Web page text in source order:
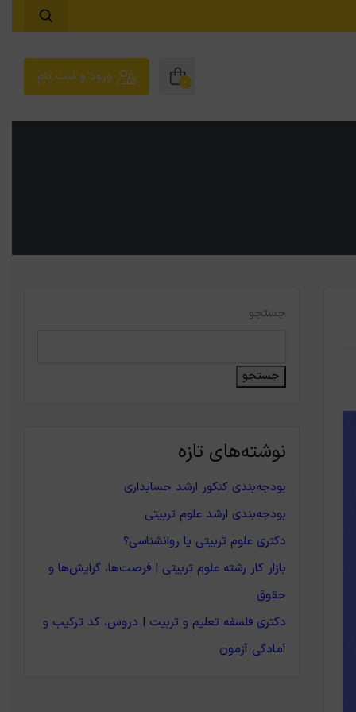
0 ورود و ثبت نام
جستجو
جستجو
نوشته‌های تازه
بودجه‌بندی کنکور ارشد حسابداری
بودجه‌بندی ارشد علوم تربیتی
دکتری علوم تربیتی یا روانشناسی؟
بازار کار رشته علوم تربیتی | فرصت‌ها، گرایش‌ها و
حقوق
دکتری فلسفه تعلیم و تربیت | دروس، کد ترکیب و
آمادگی آزمون